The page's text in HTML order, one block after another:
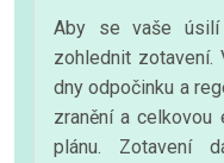
Aby se vaše úsilí
zohlednit zotavení.
dny odpočinku a
zranění a celkovou
plánu. Zotavení